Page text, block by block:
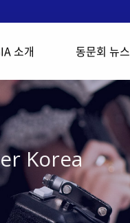
소개 동문회 뉴스
Korea